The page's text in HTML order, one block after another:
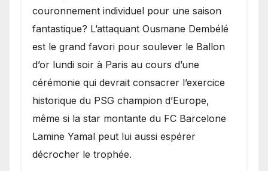
couronnement individuel pour une saison
fantastique? L’attaquant Ousmane Dembélé
est le grand favori pour soulever le Ballon
d’or lundi soir à Paris au cours d’une
cérémonie qui devrait consacrer l’exercice
historique du PSG champion d’Europe,
même si la star montante du FC Barcelone
Lamine Yamal peut lui aussi espérer
décrocher le trophée.